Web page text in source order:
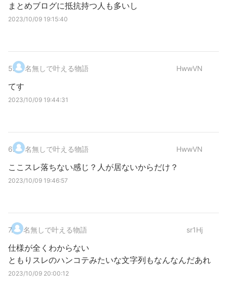
まとめブログに抵抗持つ人も多いし
2023/10/09 19:15:40
5. 名無しで叶える物語 HwwVN
てす
2023/10/09 19:44:31
6. 名無しで叶える物語 HwwVN
ここスレ落ちない感じ？人が居ないからだけ？
2023/10/09 19:46:57
7. 名無しで叶える物語 sr1Hj
仕様が全くわからない
ともりスレのハンコテみたいな文字列もなんなんだあれ
2023/10/09 20:00:12